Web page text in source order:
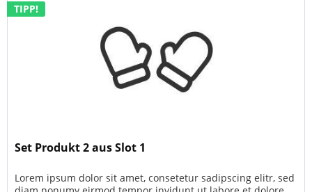
TIPP!
Set Produkt 2 aus Slot 1
Lorem ipsum dolor sit amet, consetetur sadipscing elitr, sed